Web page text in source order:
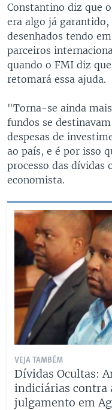
Constantino diz que
era algo já
desenhados tendo
parceiros
quando o FMI diz
retomará essa ajuda.
"Torna-se ainda
fundos se
despesas de
ao país, e é por isso
processo das dívidas
economista.
VEJA TAMBÉM
Dívidas Ocultas:
indiciárias contra
julgamento em